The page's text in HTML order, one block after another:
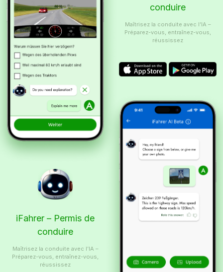
iFahrer – Permis de
conduire
Maîtrisez la conduite avec l’IA –
Préparez-vous, entraînez-vous,
réussissez
conduire
Maîtrisez la conduite avec l’IA –
Préparez-vous, entraînez-vous,
réussissez